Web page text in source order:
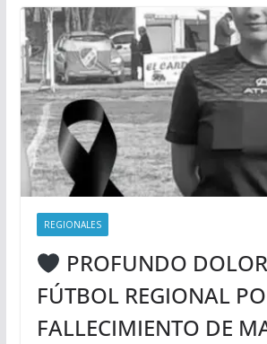
REGIONALES
PROFUNDO
FÚTBOL REGIONAL
FALLECIMIENTO DE